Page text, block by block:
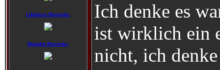
Lifeforce Records:
Napalm Records:
Ich denke es
ist wirklich ein
nicht, ich